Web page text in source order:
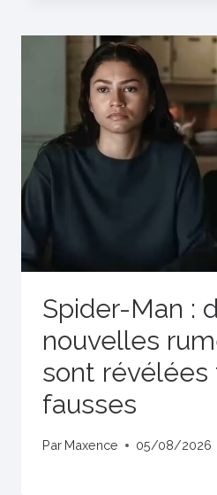
Spider-Man :
nouvelles
sont
fausses
Par Maxence 05/08/2026